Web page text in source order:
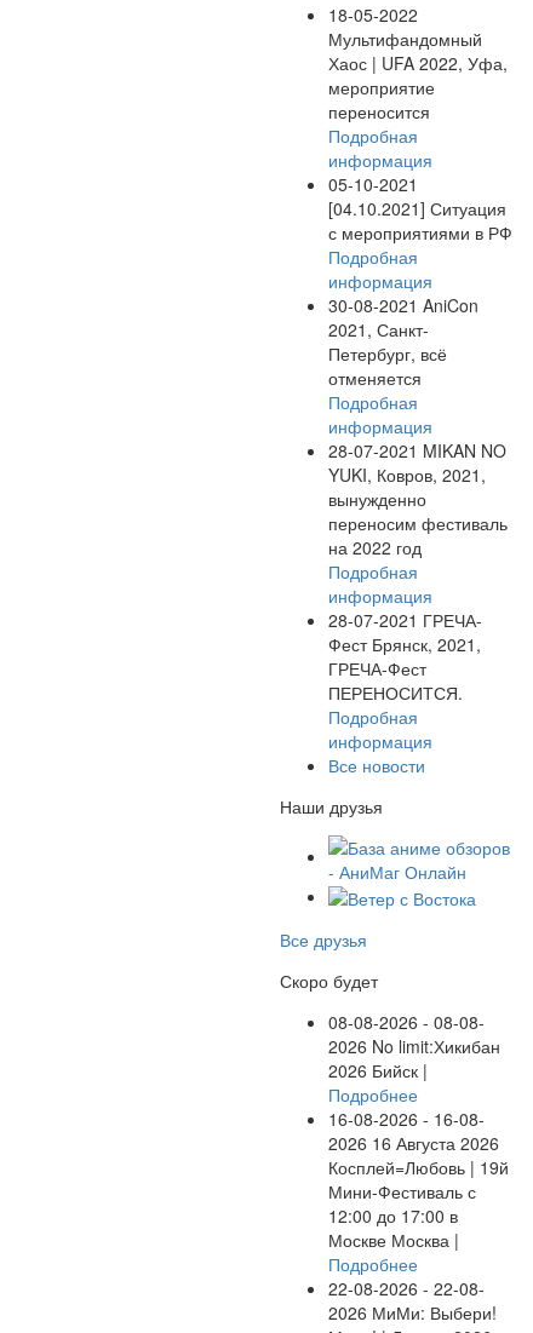
18-05-2022
Мультифандомный
Хаос | UFA 2022, Уфа,
мероприятие
переносится
Подробная
информация
05-10-2021
[04.10.2021] Ситуация
с мероприятиями в РФ
Подробная
информация
30-08-2021 AniCon
2021, Санкт-
Петербург, всё
отменяется
Подробная
информация
28-07-2021 MIKAN NO
YUKI, Ковров, 2021,
вынужденно
переносим фестиваль
на 2022 год
Подробная
информация
28-07-2021 ГРЕЧА-
Фест Брянск, 2021,
ГРЕЧА-Фест
ПЕРЕНОСИТСЯ.
Подробная
информация
Все новости
Наши друзья
Все друзья
Скоро будет
08-08-2026 - 08-08-
2026 No limit:Хикибан
2026 Бийск |
Подробнее
16-08-2026 - 16-08-
2026 16 Августа 2026
Косплей=Любовь | 19й
Мини-Фестиваль с
12:00 до 17:00 в
Москве Москва |
Подробнее
22-08-2026 - 22-08-
2026 МиМи: Выбери!